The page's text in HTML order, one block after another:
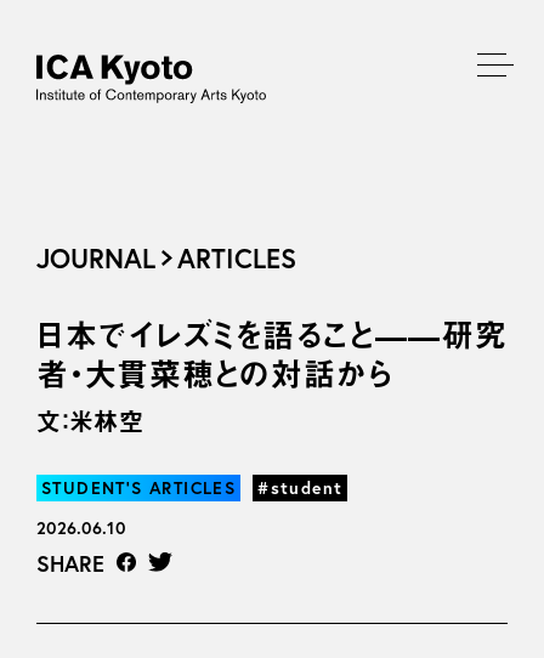
JOURNAL ARTICLES
日本でイレズミを語ること——研究
者・大貫菜穂との対話から
文：米林空
STUDENT’S ARTICLES
#student
2026.06.10
SHARE